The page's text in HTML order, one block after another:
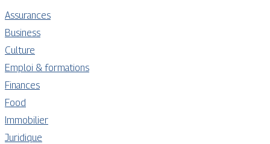
Assurances
Business
Culture
Emploi & formations
Finances
Food
Immobilier
Juridique